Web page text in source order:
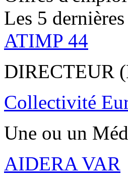
Les 5
ATIMP 44
DIRECTEUR
Collectivité
Une ou un
AIDERA VAR